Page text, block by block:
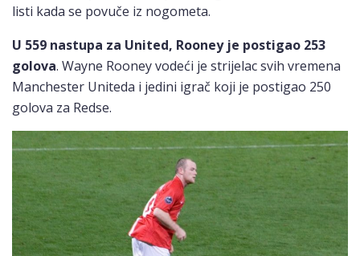
listi kada se povuče iz nogometa.
U 559 nastupa za United, Rooney je postigao 253
golova. Wayne Rooney vodeći je strijelac svih vremena
Manchester Uniteda i jedini igrač koji je postigao 250
golova za Redse.